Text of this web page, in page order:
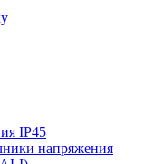
IP45
напряжения